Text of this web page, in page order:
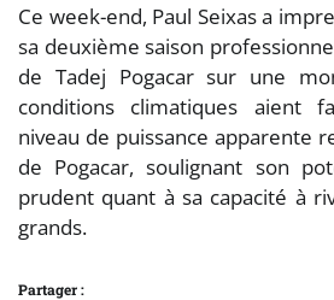
Ce week-end, Paul Seixas a
sa deuxième saison
de Tadej Pogacar sur une
conditions climatiques aient
niveau de puissance apparente
de Pogacar, soulignant son
prudent quant à sa capacité à
grands.
Partager :